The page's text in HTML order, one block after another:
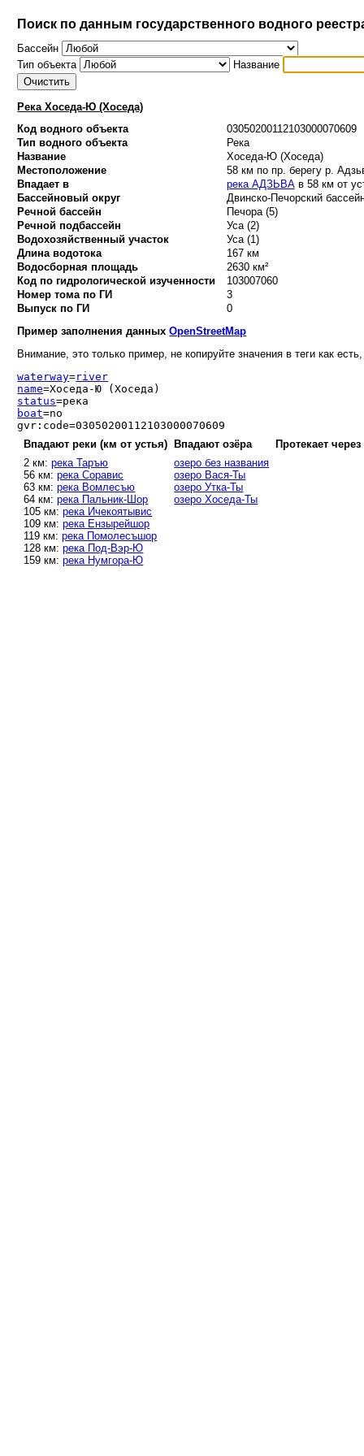
Поиск по данным государственного водного
Бассейн
Тип объекта
Название
Река Хоседа-Ю (Хоседа)
Код водного объекта
03050200112103000070609
Тип водного объекта
Река
Название
Хоседа-Ю (Хоседа)
Местоположение
58 км по пр. берегу р.
Впадает в
река АДЗЬВАв 58 км от
Бассейновый округ
Двинско-Печорский
Речной бассейн
Печора (5)
Речной подбассейн
Уса (2)
Водохозяйственный участок
Уса (1)
Длина водотока
167 км
Водосборная площадь
2630 км²
Код по гидрологической изученности
103007060
Номер тома по ГИ
3
Выпуск по ГИ
0
Пример заполнения данныхOpenStreetMap
Внимание, это только пример, не копируйте значения в теги как
waterway=river
name=Хоседа-Ю (Хоседа)
status=река
boat=no
gvr:code=03050200112103000070609
Впадают реки (км от устья)
Впадают озёра
Протекает через
2 км:река Таръю
56 км:река Соравис
63 км:река Вомлесъю
64 км:река Пальник-Шор
105 км:река Ичекоятывис
109 км:река Ензырейшор
119 км:река Помолесъшор
128 км:река Под-Вэр-Ю
159 км:река Нумгора-Ю
озеро без названия
озеро Вася-Ты
озеро Утка-Ты
озеро Хоседа-Ты